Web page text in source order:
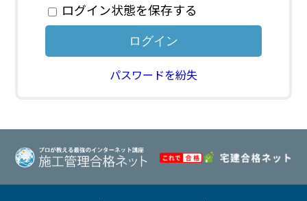
ログイン状態を保存する
パスワードを紛失